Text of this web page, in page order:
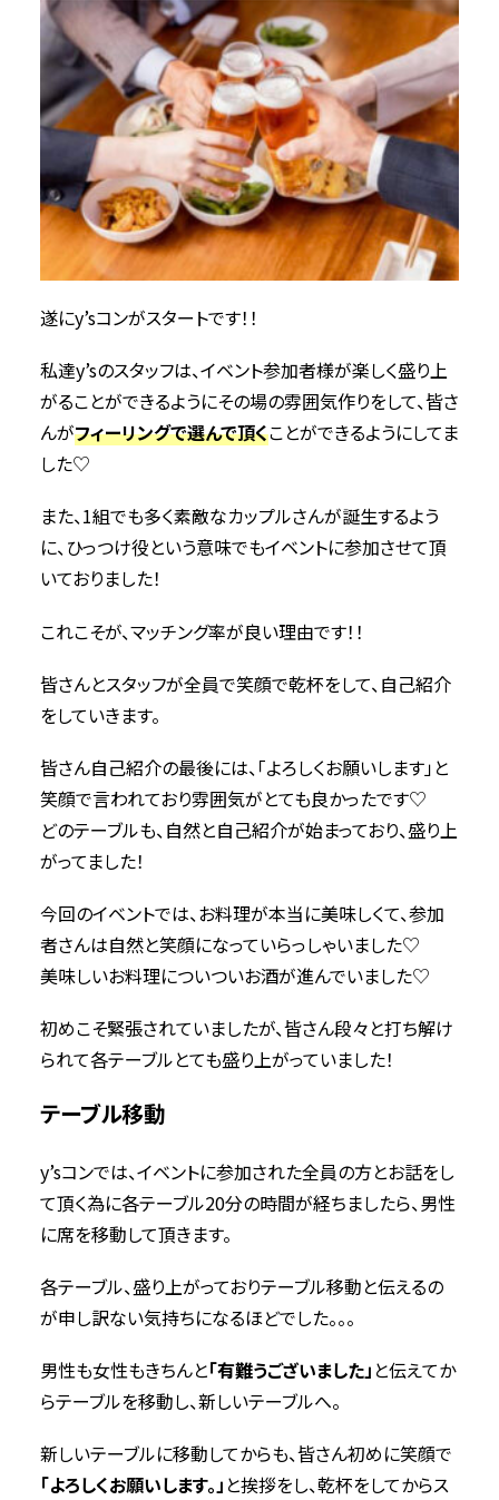
遂にy’sコンがスタートです！！
私達y’sのスタッフは、イベント参加者様が楽しく盛り上
がることができるようにその場の雰囲気作りをして、皆さ
んがフィーリングで選んで頂くことができるようにしてま
した♡
また、1組でも多く素敵なカップルさんが誕生するよう
に、ひっつけ役という意味でもイベントに参加させて頂
いておりました！
これこそが、マッチング率が良い理由です！！
皆さんとスタッフが全員で笑顔で乾杯をして、自己紹介
をしていきます。
皆さん自己紹介の最後には、「よろしくお願いします」と
笑顔で言われており雰囲気がとても良かったです♡
どのテーブルも、自然と自己紹介が始まっており、盛り上
がってました！
今回のイベントでは、お料理が本当に美味しくて、参加
者さんは自然と笑顔になっていらっしゃいました♡
美味しいお料理についついお酒が進んでいました♡
初めこそ緊張されていましたが、皆さん段々と打ち解け
られて各テーブルとても盛り上がっていました！
テーブル移動
y’sコンでは、イベントに参加された全員の方とお話をし
て頂く為に各テーブル20分の時間が経ちましたら、男性
に席を移動して頂きます。
各テーブル、盛り上がっておりテーブル移動と伝えるの
が申し訳ない気持ちになるほどでした。。。
男性も女性もきちんと「有難うございました」 と伝えてか
らテーブルを移動し、新しいテーブルへ。
新しいテーブルに移動してからも、皆さん初めに笑顔で
「よろしくお願いします。」 と挨拶をし、乾杯をしてからス